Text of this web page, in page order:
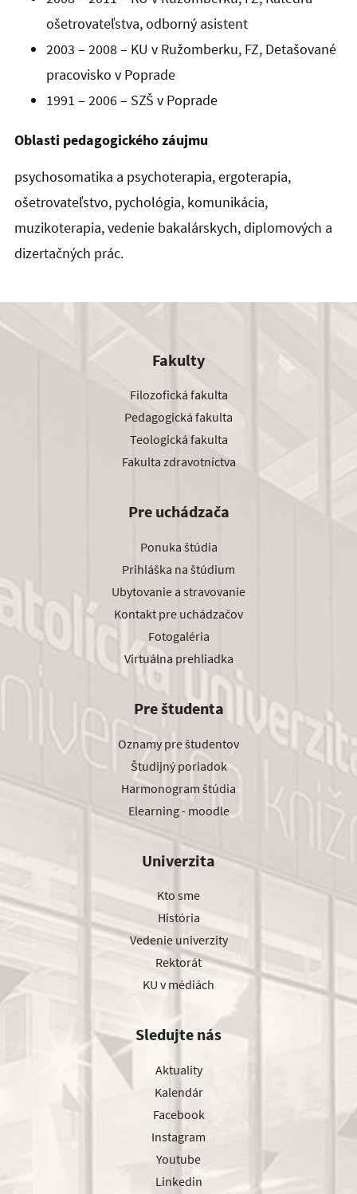
ošetrovateľstva, odborný asistent
2003 – 2008 – KU v Ružomberku, FZ, Detašované
pracovisko v Poprade
1991 – 2006 – SZŠ v Poprade
Oblasti pedagogického záujmu
psychosomatika a psychoterapia, ergoterapia,
ošetrovateľstvo, pychológia, komunikácia,
muzikoterapia, vedenie bakalárskych, diplomových a
dizertačných prác.
Fakulty
Filozofická fakulta
Pedagogická fakulta
Teologická fakulta
Fakulta zdravotníctva
Pre uchádzača
Ponuka štúdia
Prihláška na štúdium
Ubytovanie a stravovanie
Kontakt pre uchádzačov
Fotogaléria
Virtuálna prehliadka
Pre študenta
Oznamy pre študentov
Študijný poriadok
Harmonogram štúdia
Elearning - moodle
Univerzita
Kto sme
História
Vedenie univerzity
Rektorát
KU v médiách
Sledujte nás
Aktuality
Kalendár
Facebook
Instagram
Youtube
Linkedin